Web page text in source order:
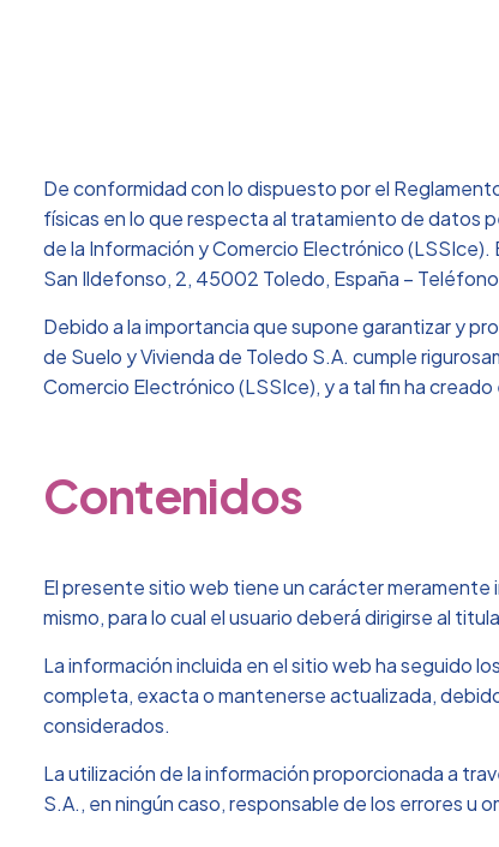
De conformidad con lo dispuesto por el
físicas en lo que respecta al tratamiento de datos
de la Información y Comercio Electrónico
San Ildefonso, 2, 45002 Toledo, España –
Debido a la importancia que supone garantizar y
de Suelo y Vivienda de Toledo S.A. cumple
Comercio Electrónico (LSSIce), y a tal fin ha
Contenidos
El presente sitio web tiene un carácter
mismo, para lo cual el usuario deberá dirigirse al
La información incluida en el sitio web ha seguido
completa, exacta o mantenerse actualizada,
considerados.
La utilización de la información proporcionada a
S.A., en ningún caso, responsable de los errores u